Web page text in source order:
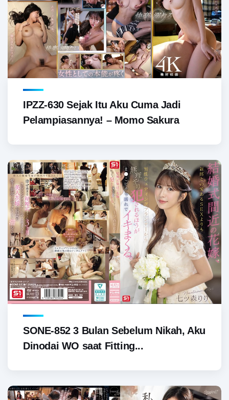
IPZZ-630 Sejak Itu Aku Cuma Jadi
Pelampiasannya! – Momo Sakura
SONE-852 3 Bulan Sebelum Nikah, Aku
Dinodai WO saat Fitting...